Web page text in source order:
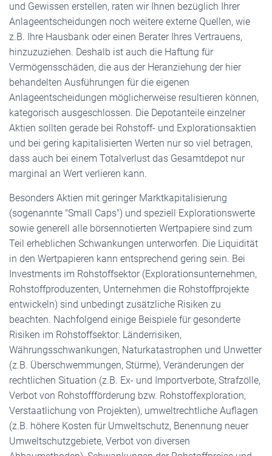
und Gewissen erstellen, raten wir Ihnen bezüglich Ihrer
Anlageentscheidungen noch weitere externe Quellen, wie
z.B. Ihre Hausbank oder einen Berater Ihres Vertrauens,
hinzuzuziehen. Deshalb ist auch die Haftung für
Vermögensschäden, die aus der Heranziehung der hier
behandelten Ausführungen für die eigenen
Anlageentscheidungen möglicherweise resultieren können,
kategorisch ausgeschlossen. Die Depotanteile einzelner
Aktien sollten gerade bei Rohstoff- und Explorationsaktien
und bei gering kapitalisierten Werten nur so viel betragen,
dass auch bei einem Totalverlust das Gesamtdepot nur
marginal an Wert verlieren kann.
Besonders Aktien mit geringer Marktkapitalisierung
(sogenannte "Small Caps") und speziell Explorationswerte
sowie generell alle börsennotierten Wertpapiere sind zum
Teil erheblichen Schwankungen unterworfen. Die Liquidität
in den Wertpapieren kann entsprechend gering sein. Bei
Investments im Rohstoffsektor (Explorationsunternehmen,
Rohstoffproduzenten, Unternehmen die Rohstoffprojekte
entwickeln) sind unbedingt zusätzliche Risiken zu
beachten. Nachfolgend einige Beispiele für gesonderte
Risiken im Rohstoffsektor: Länderrisiken,
Währungsschwankungen, Naturkatastrophen und Unwetter
(z.B. Überschwemmungen, Stürme), Veränderungen der
rechtlichen Situation (z.B. Ex- und Importverbote, Strafzölle,
Verbot von Rohstoffförderung bzw. Rohstoffexploration,
Verstaatlichung von Projekten), umweltrechtliche Auflagen
(z.B. höhere Kosten für Umweltschutz, Benennung neuer
Umweltschutzgebiete, Verbot von diversen